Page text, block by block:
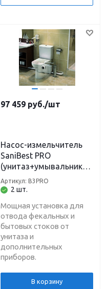
97 459 руб./шт
Насос-измельчитель
SaniBest PRO
(унитаз+умывальник+д
уш+биде) H-7 м, L-110
м 2 шт.
Артикул: B3PRO
Мощная установка для
отвода фекальных и
бытовых стоков от
унитаза и
дополнительных
приборов.
В корзину